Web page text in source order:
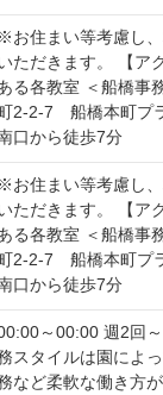
※お住まい等考慮し
ただきます。 【ア
る各教室 ＜船橋事
2-2-7 船橋本町プ
口から徒歩7分
※お住まい等考慮し
ただきます。 【ア
る各教室 ＜船橋事
2-2-7 船橋本町プ
口から徒歩7分
～00:00 週2回
スタイルは園によ
など柔軟な働き方